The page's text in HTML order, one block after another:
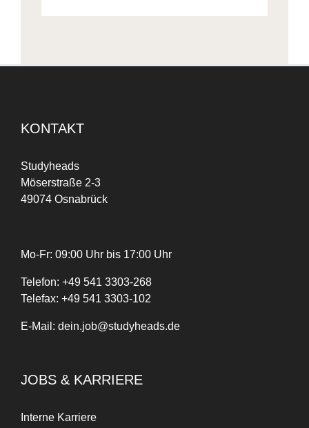
KONTAKT
Studyheads
Möserstraße 2-3
49074 Osnabrück
Mo-Fr: 09:00 Uhr bis 17:00 Uhr
Telefon: +49 541 3303-268
Telefax: +49 541 3303-102
E-Mail: dein.job@studyheads.de
JOBS & KARRIERE
Interne Karriere